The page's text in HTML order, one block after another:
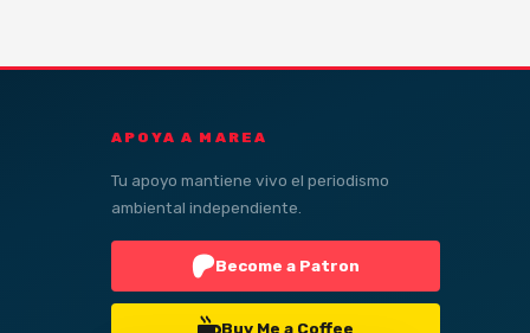
APOYA A MAREA
Tu apoyo mantiene vivo el periodismo
ambiental independiente.
Become a Patron
Buy Me a Coffee